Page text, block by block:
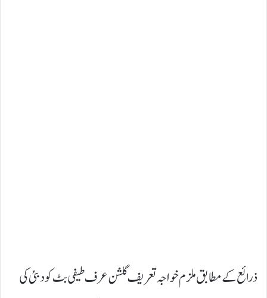
ذرائع کے مطابق ملزم خواجہ تعریف گلشن عرف طیفی بٹ کو دبئی کی